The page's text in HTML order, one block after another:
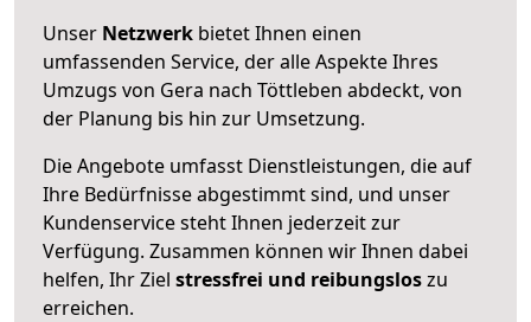
Unser Netzwerk bietet Ihnen einen
umfassenden Service, der alle Aspekte Ihres
Umzugs von Gera nach Töttleben abdeckt, von
der Planung bis hin zur Umsetzung.
Die Angebote umfasst Dienstleistungen, die auf
Ihre Bedürfnisse abgestimmt sind, und unser
Kundenservice steht Ihnen jederzeit zur
Verfügung. Zusammen können wir Ihnen dabei
helfen, Ihr Ziel stressfrei und reibungsloszu
erreichen.